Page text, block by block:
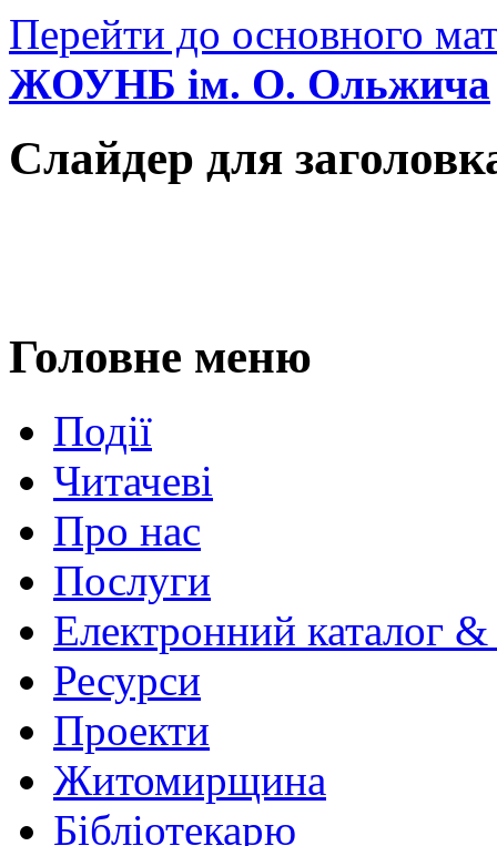
Перейти до основного
ЖОУНБ ім. О. Ольжича
Слайдер для
Головне меню
Події
Читачеві
Про нас
Послуги
Електронний каталог
Ресурси
Проекти
Житомирщина
Бібліотекарю